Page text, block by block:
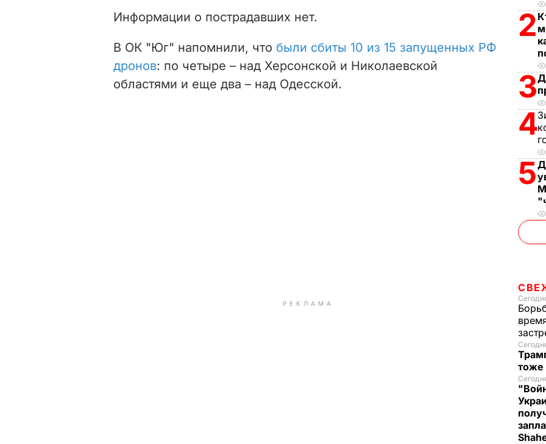
d
e
Информации о пострадавших нет.
В ОК "Юг" напомнили, что были сбиты 10 из 15 запущенных РФ
дронов: по четыре – над Херсонской и Николаевской
областями и еще два – над Одесской.
РЕКЛАМА
2
3
4
5
тоже